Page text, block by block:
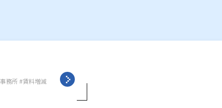
務所 賃料増減